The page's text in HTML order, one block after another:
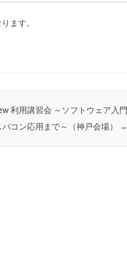
ます。
利用講習会 ～ソフトウェア入門
パコン応用まで～（神戸会場）
→